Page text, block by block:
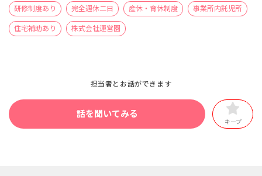
研修制度あり 完全週休二日 産休・育休制度 事業所内託児所
住宅補助あり 株式会社運営園
担当者とお話ができます
話を聞いてみる
キープ